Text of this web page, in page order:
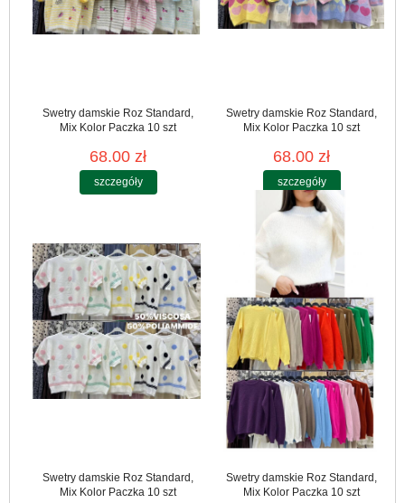
Swetry damskie Roz Standard,
Mix Kolor Paczka 10 szt
68.00 zł
szczegóły
Swetry damskie Roz Standard,
Mix Kolor Paczka 10 szt
68.00 zł
szczegóły
Swetry damskie Roz Standard,
Mix Kolor Paczka 10 szt
Swetry damskie Roz Standard,
Mix Kolor Paczka 10 szt